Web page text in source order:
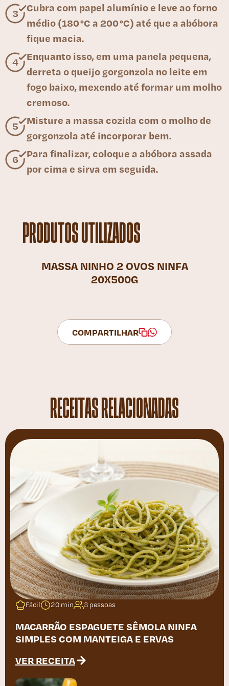
Cubra com papel alumínio e leve ao forno
médio (180 °C a 200 °C) até que a abóbora
fique macia.
Enquanto isso, em uma panela pequena,
derreta o queijo gorgonzola no leite em
fogo baixo, mexendo até formar um molho
cremoso.
Misture a massa cozida com o molho de
gorgonzola até incorporar bem.
Para finalizar, coloque a abóbora assada
por cima e sirva em seguida.
PRODUTOS UTILIZADOS
MASSA NINHO 2 OVOS NINFA
20X500G
COMPARTILHAR
RECEITAS RELACIONADAS
Fácil 20 min 3 pessoas
MACARRÃO ESPAGUETE SÊMOLA NINFA
SIMPLES COM MANTEIGA E ERVAS
VER RECEITA